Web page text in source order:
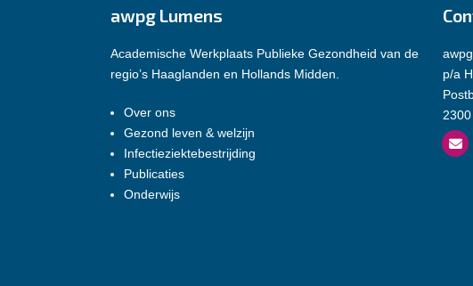
awpg Lumens
Academische Werkplaats Publieke Gezondheid van de
regio’s Haaglanden en Hollands Midden.
Over ons
Gezond leven & welzijn
Infectieziektebestrijding
Publicaties
Onderwijs
p/a